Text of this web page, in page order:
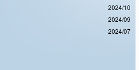
2024/10
2024/09
2024/07